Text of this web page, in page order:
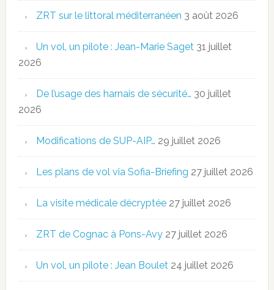
ZRT sur le littoral méditerranéen 3 août 2026
Un vol, un pilote : Jean-Marie Saget 31 juillet
2026
De l’usage des harnais de sécurité… 30 juillet
2026
Modifications de SUP-AIP… 29 juillet 2026
Les plans de vol via Sofia-Briefing 27 juillet 2026
La visite médicale décryptée 27 juillet 2026
ZRT de Cognac à Pons-Avy 27 juillet 2026
Un vol, un pilote : Jean Boulet 24 juillet 2026